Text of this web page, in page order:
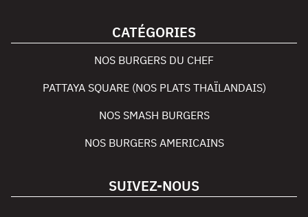
CATÉGORIES
NOS BURGERS DU CHEF
PATTAYA SQUARE (NOS PLATS THAÏLANDAIS)
NOS SMASH BURGERS
NOS BURGERS AMERICAINS
SUIVEZ-NOUS